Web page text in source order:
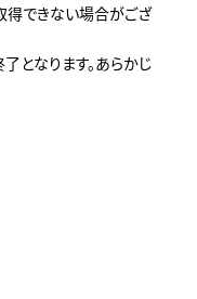
得できない場合がござ
となります。あらかじ